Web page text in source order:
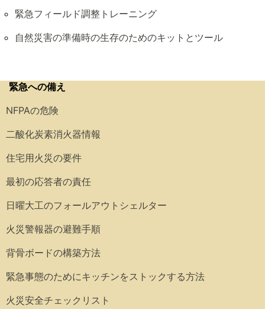
緊急フィールド調整トレーニング
自然災害の準備時の生存のためのキットとツール
緊急への備え
NFPAの危険
二酸化炭素消火器情報
住宅用火災の要件
最初の応答者の責任
日曜大工のフォールアウトシェルター
火災警報器の避難手順
背骨ボードの構築方法
緊急事態のためにキッチンをストックする方法
火災安全チェックリスト